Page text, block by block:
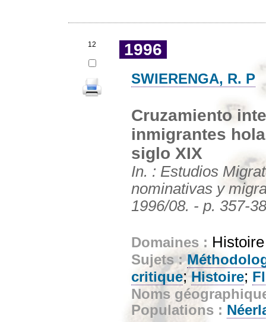
12 1996
SWIERENGA, R. P
Cruzamiento
inmigrantes
siglo XIX
In. : Estudios
nominativas y
1996/08. - p. 357-
Domaines :
Sujets :
critique;Histoire;
Noms
Populations :